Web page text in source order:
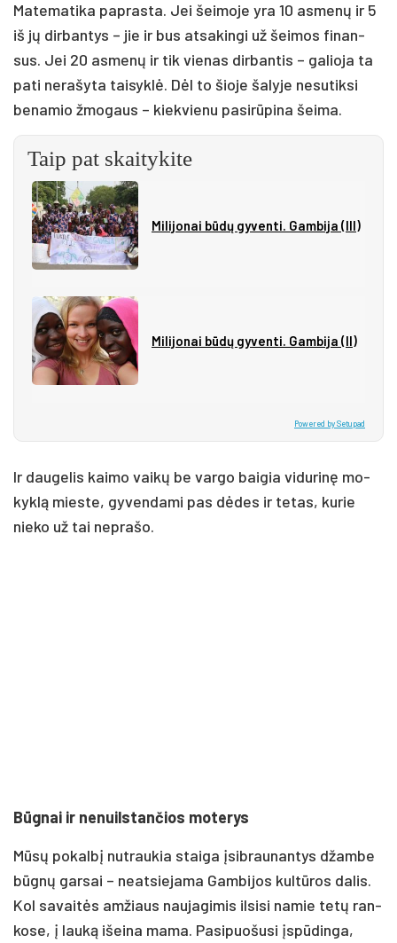
Ma­te­ma­ti­ka pa­pras­ta. Jei šei­mo­je yra 10 as­menų ir 5
iš jų dir­ban­tys – jie ir bus at­sa­kin­gi už šei­mos fi­nan­
sus. Jei 20 as­menų ir tik vie­nas dir­ban­tis – ga­lio­ja ta
pa­ti ne­ra­šy­ta tai­syklė. Dėl to šio­je ša­ly­je ne­su­tik­si
be­na­mio žmo­gaus – kiek­vie­nu pa­si­rūpi­na šei­ma.
Taip pat skaitykite
Milijonai būdų gyventi. Gambija (III)
Milijonai būdų gyventi. Gambija (II)
Powered by Setupad
Ir dau­ge­lis kai­mo vaikų be var­go bai­gia vi­du­rinę mo­
kyklą mies­te, gy­ven­da­mi pas dėdes ir te­tas, ku­rie
nie­ko už tai ne­pra­šo.
Būgnai ir ne­nuils­tan­čios mo­te­rys
Mūsų po­kalbį nu­trau­kia stai­ga įsib­rau­nan­tys džam­be
būgnų gar­sai – neat­sie­ja­ma Gam­bi­jos kultū­ros da­lis.
Kol sa­vaitės am­žiaus nau­ja­gi­mis il­si­si na­mie tetų ran­
ko­se, į lauką išei­na ma­ma. Pa­si­puo­šu­si įspūdin­ga,